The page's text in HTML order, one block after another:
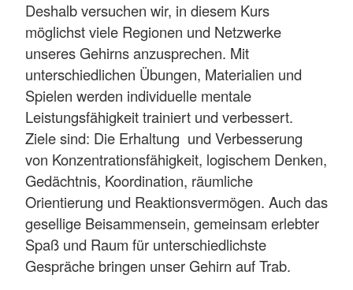
Deshalb versuchen wir, in diesem Kurs
möglichst viele Regionen und Netzwerke
unseres Gehirns anzusprechen. Mit
unterschiedlichen Übungen, Materialien und
Spielen werden individuelle mentale
Leistungsfähigkeit trainiert und verbessert.
Ziele sind: Die Erhaltung und Verbesserung
von Konzentrationsfähigkeit, logischem Denken,
Gedächtnis, Koordination, räumliche
Orientierung und Reaktionsvermögen. Auch das
gesellige Beisammensein, gemeinsam erlebter
Spaß und Raum für unterschiedlichste
Gespräche bringen unser Gehirn auf Trab.